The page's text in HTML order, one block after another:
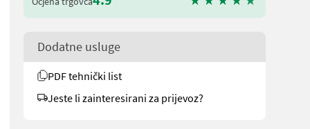
Dodatne usluge
PDF tehnički list
Jeste li zainteresirani za prijevoz?